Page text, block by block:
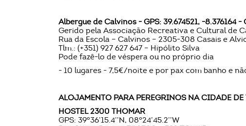
Albergue de Calvinos - GPS: 39.674521, -8.376164
Gerido pela Associação Recreativa e Cultural de
Rua da Escola – Calvinos – 2305-308 Casais e
Tlm.: (+351) 927 627 647 – Hipólito Silva
Pode fazê-lo de véspera ou no próprio dia
- 10 lugares - 7,5€/noite e por pax com banho e
ALOJAMENTO PARA PEREGRINOS NA CIDADE DE
HOSTEL 2300 THOMAR
GPS: 39°36’15.4’’N, 08°24’45.2’’W